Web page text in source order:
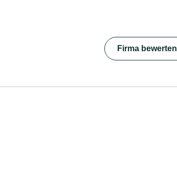
Firma bewerten